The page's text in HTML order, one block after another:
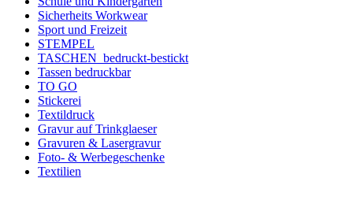
Sicherheits Workwear
Sport und Freizeit
STEMPEL
TASCHEN_bedruckt-bestickt
Tassen bedruckbar
TO GO
Stickerei
Textildruck
Gravur auf Trinkglaeser
Gravuren & Lasergravur
Foto- & Werbegeschenke
Textilien